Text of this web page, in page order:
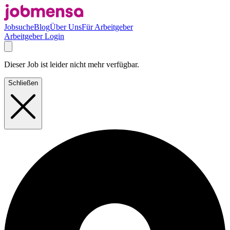
JobsucheBlogÜber UnsFür Arbeitgeber
Arbeitgeber Login
Dieser Job ist leider nicht mehr verfügbar.
Schließen